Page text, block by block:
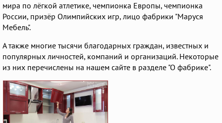
мира по лёгкой атлетике, чемпионка Европы, чемпионка
России, призёр Олимпийских игр, лицо фабрики "Маруся
Мебель".
А также многие тысячи благодарных граждан, известных и
популярных личностей, компаний и организаций. Некоторые
из них перечислены на нашем сайте в разделе "О фабрике".